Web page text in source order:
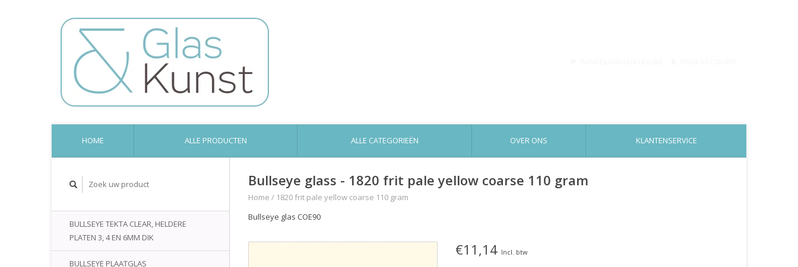
HOME ALLE PRODUCTEN ALLE CATEGORIEËN OVER ONS KLANTENSERVICE
BULLSEYE TEKTA CLEAR, HELDERE
PLATEN 3, 4 EN 6MM DIK
BULLSEYE PLAATGLAS
Bullseye glass - 1820 frit pale yellow coarse 110 gram
Home / 1820 frit pale yellow coarse 110 gram
Bullseye glas COE90
€11,14 Incl. btw